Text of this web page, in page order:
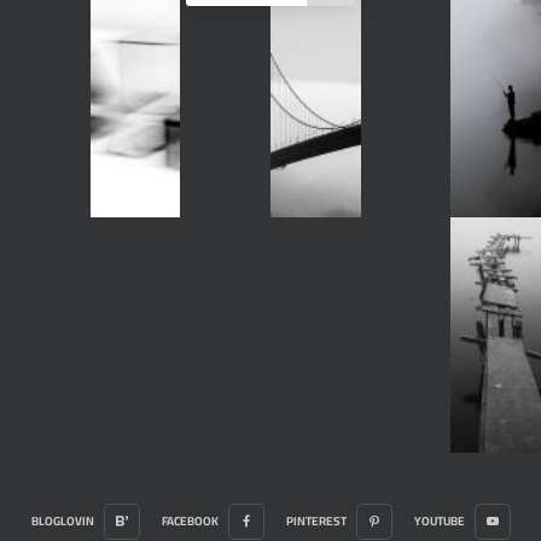
YOUTUBE
PINTEREST
FACEBOOK
BLOGLOVIN